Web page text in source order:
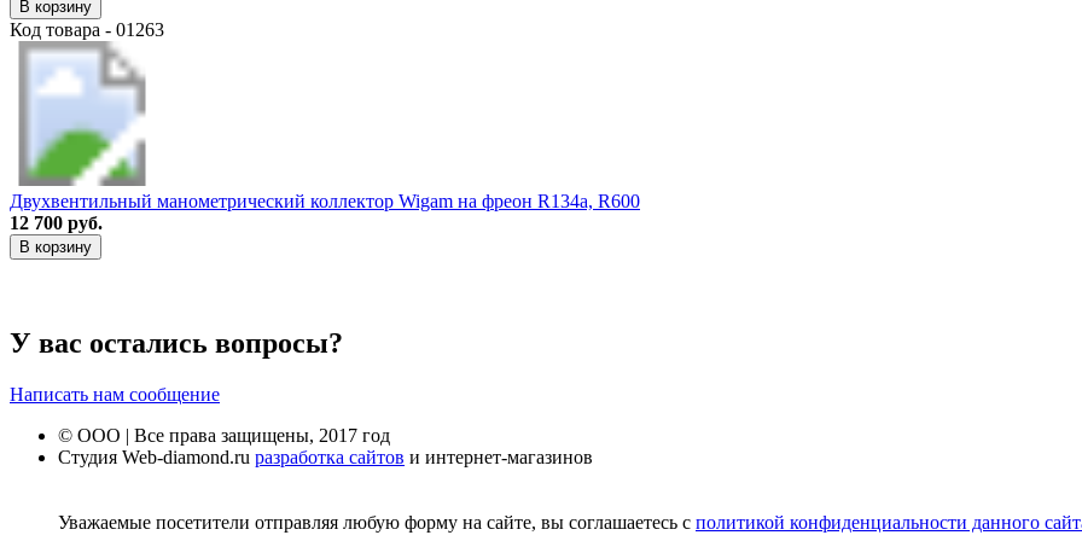
В корзину
Код товара - 01263
Двухвентильный манометрический коллектор Wigam на фреон R134a, R600
12 700 руб.
В корзину
У вас остались вопросы?
Написать нам сообщение
© ООО | Все права защищены, 2017 год
Студия Web-diamond.ru разработка сайтов и интернет-магазинов
Уважаемые посетители отправляя любую форму на сайте, вы соглашаетесь с политикой конфиденциальности данного